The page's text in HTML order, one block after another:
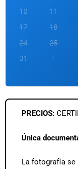
10
11
17
18
24
25
31
1
PRECIOS:
Única
La fotografía se